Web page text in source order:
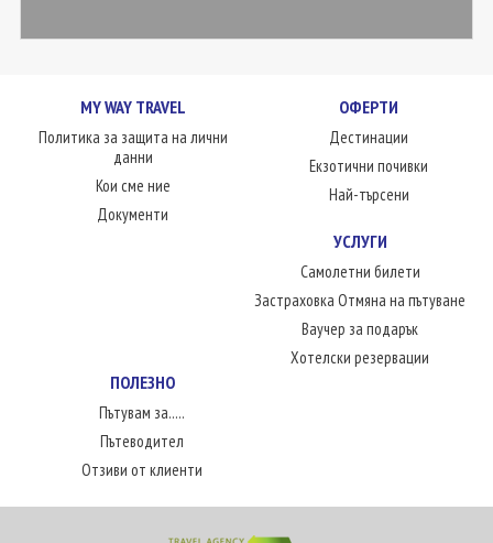
ЛЮБОПИТНО
КОНТАКТИMY WAY TRAVEL
Политика за защита на лични
данни
Кои сме ние
Документи
ОФЕРТИ
Дестинации
Екзотични почивки
Най-търсени
УСЛУГИ
Самолетни билети
Застраховка Отмяна на пътуване
Ваучер за подарък
Хотелски резервации
ПОЛЕЗНО
Пътувам за.....
Пътеводител
Отзиви от клиенти